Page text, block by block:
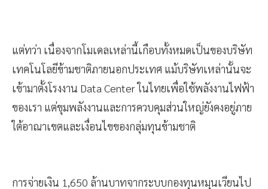
แต่ทว่า เนื่องจากโมเดลเหล่านี้เกือบทั้งหมดเป็นของบริษัท
เทคโนโลยีข้ามชาติภายนอกประเทศ แม้บริษัทเหล่านั้นจะ
เข้ามาตั้งโรงงาน Data Center ในไทยเพื่อใช้พลังงานไฟฟ้า
ของเรา แต่ขุมพลังงานและการควบคุมส่วนใหญ่ยังคงอยู่ภาย